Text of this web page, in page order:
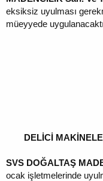
eksiksiz uyulması
müeyyede
DELİCİ
SVS DOĞALTAŞ
ocak işletmelerinde